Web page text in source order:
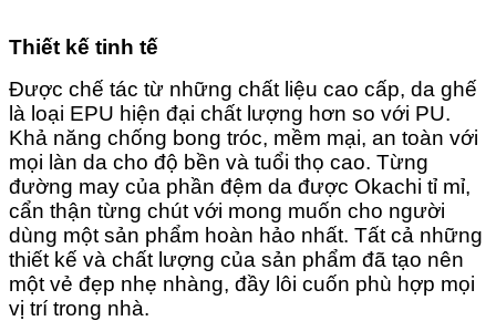
Thiết kế tinh tế
Được chế tác từ những chất liệu cao cấp, da ghế
là loại EPU hiện đại chất lượng hơn so với PU.
Khả năng chống bong tróc, mềm mại, an toàn với
mọi làn da cho độ bền và tuổi thọ cao. Từng
đường may của phần đệm da được Okachi tỉ mỉ,
cẩn thận từng chút với mong muốn cho người
dùng một sản phẩm hoàn hảo nhất. Tất cả những
thiết kế và chất lượng của sản phẩm đã tạo nên
một vẻ đẹp nhẹ nhàng, đầy lôi cuốn phù hợp mọi
vị trí trong nhà.